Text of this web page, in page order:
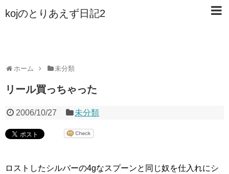
kojのとりあえず日記2
ホーム 未分類
リール買っちゃった
2006/10/27 未分類
ロストしたシルバーの4gなスプーンと同じ奴を仕入れにシ